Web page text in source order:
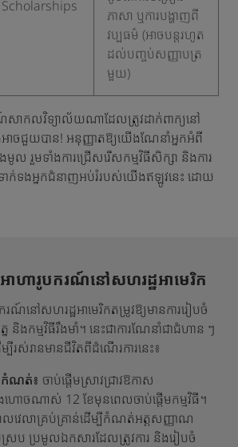
Scholarships
ភាសា ឬការបង្ហាញពី
វប្បធម៌ (អាចបន្តរហូត
ដល់បញ្ចប់សញ្ញាបត្រ
មួយ)
សាកលវិទ្យាល័យណាដែលត្រូវដាក់ពាក្យនៅ
ាចជួយបាន! អនុញ្ញាតឱ្យយើងណែនាំអ្នកអំពី
មូល រួមទាំងការជ្រើសរើសកម្មវិធីសិក្សា និងការ
ទាក់ទងអ្នកជំនាញអប់រំរបស់យើងឥឡូវនេះ ដោយ
ហារូបករណ៍នៅសហរដ្ឋអាមេរិក
ណ៍នៅសហរដ្ឋអាមេរិកតម្រូវឱ្យមានការរៀបចំ
និងកម្មវិធីរឹងមាំ។ នេះជាការណែនាំជាជំហាន ៗ
បីរស់រានមានជីវិតពីដំណើរការនេះ៖
កំណត់៖ ចាប់ផ្តើមស្រាវជ្រាវឱកាស
ោចណាស់ 12 ខែមុនពេលចាប់ផ្តើមកម្មវិធី។
េលវេលាគ្រប់គ្រាន់ដើម្បីកំណត់អត្តសញ្ញាណ
ប ប្រមូលឯកសារដែលត្រូវការ និងរៀបចំ